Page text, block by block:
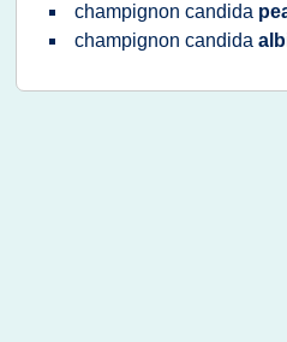
champignon candida
champignon candida